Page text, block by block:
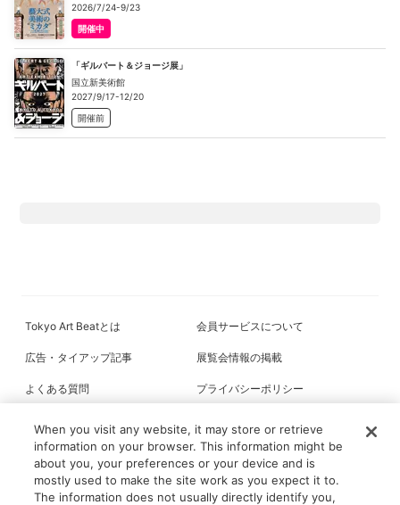
2026/7/24-9/23
開催中
「ギルバート＆ジョージ展」
国立新美術館
2027/9/17-12/20
開催前
Tokyo Art Beatとは 会員サービスについて
広告・タイアップ記事 展覧会情報の掲載
よくある質問 プライバシーポリシー
All content on this site is © its respective owner(s). Tokyo Art Beat (2004-
When you visit any website, it may store or retrieve
information on your browser. This information might be
about you, your preferences or your device and is
mostly used to make the site work as you expect it to.
The information does not usually directly identify you,